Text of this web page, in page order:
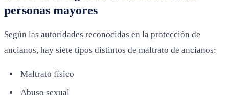
personas mayores
Según las autoridades reconocidas en la protección de
ancianos, hay siete tipos distintos de maltrato de ancianos:
Maltrato físico
Abuso sexual